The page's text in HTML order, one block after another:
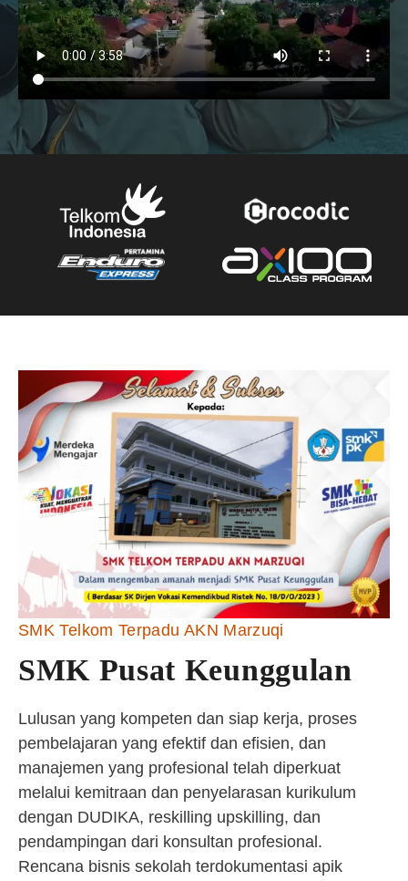
SMK Telkom Terpadu AKN Marzuqi
SMK Pusat Keunggulan
Lulusan yang kompeten dan siap kerja, proses
pembelajaran yang efektif dan efisien, dan
manajemen yang profesional telah diperkuat
melalui kemitraan dan penyelarasan kurikulum
dengan DUDIKA, reskilling upskilling, dan
pendampingan dari konsultan profesional.
Rencana bisnis sekolah terdokumentasi apik